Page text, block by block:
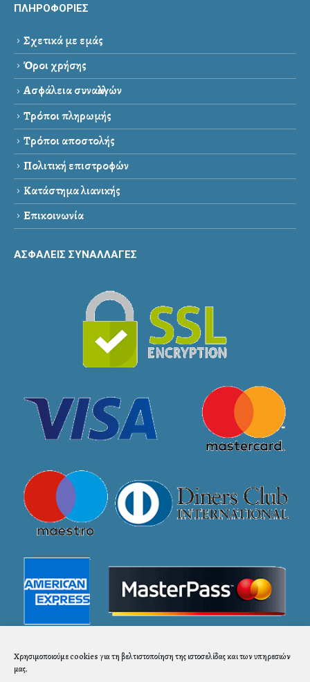
Χρησιμοποιούμε cookies για τη βελτιστοποίηση της ιστοσελίδας και των υπηρεσιών
μας.
ΠΛΗΡΟΦΟΡΙΕΣ
Σχετικά με εμάς
Όροι χρήσης
Ασφάλεια συναλλαγών
Τρόποι πληρωμής
Τρόποι αποστολής
Πολιτική επιστροφών
Κατάστημα λιανικής
Επικοινωνία
ΑΣΦΑΛΕΙΣ ΣΥΝΑΛΛΑΓΕΣ